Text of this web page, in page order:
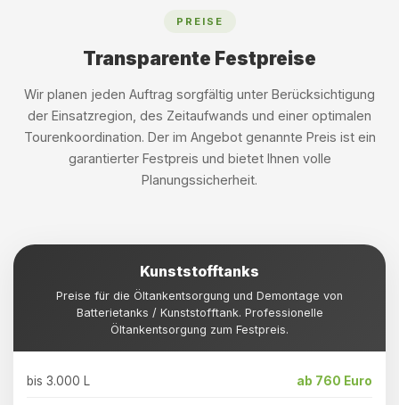
PREISE
Transparente Festpreise
Wir planen jeden Auftrag sorgfältig unter Berücksichtigung
der Einsatzregion, des Zeitaufwands und einer optimalen
Tourenkoordination. Der im Angebot genannte Preis ist ein
garantierter Festpreis und bietet Ihnen volle
Planungssicherheit.
Kunststofftanks
Preise für die Öltankentsorgung und Demontage von
Batterietanks / Kunststofftank. Professionelle
Öltankentsorgung zum Festpreis.
bis 3.000 L ab 760 Euro